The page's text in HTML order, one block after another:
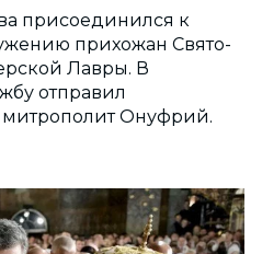
присоединился к
прихожан Свято-
Лавры. В
отправил
Онуфрий.